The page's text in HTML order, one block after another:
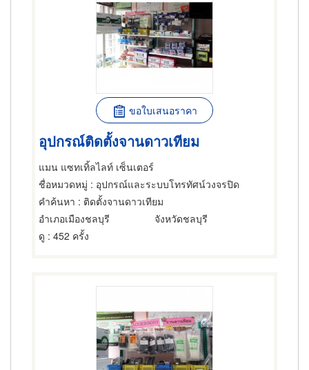
ขอใบเสนอราคา
อุปกรณ์ติดตั้งจานดาวเทียม
แมน แซทเทิ้ลไลท์ เซ็นเตอร์
ชื่อหมวดหมู่ : อุปกรณ์และระบบโทรทัศน์วงจรปิด
คำค้นหา : ติดตั้งจานดาวเทียม
อำเภอเมืองชลบุรี
จังหวัดชลบุรี
ดู : 452 ครั้ง